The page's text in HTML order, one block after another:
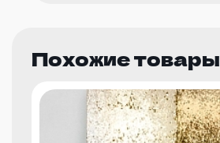
Похожие товары